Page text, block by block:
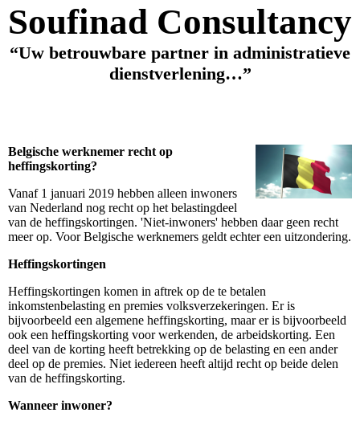
Soufinad Consultancy
“Uw betrouwbare partner in administratieve
dienstverlening…”
Belgische werknemer recht op
heffingskorting?
Vanaf 1 januari 2019 hebben alleen inwoners
van Nederland nog recht op het belastingdeel
van de heffingskortingen. 'Niet-inwoners' hebben daar geen recht
meer op. Voor Belgische werknemers geldt echter een uitzondering.
Heffingskortingen
Heffingskortingen komen in aftrek op de te betalen
inkomstenbelasting en premies volksverzekeringen. Er is
bijvoorbeeld een algemene heffingskorting, maar er is bijvoorbeeld
ook een heffingskorting voor werkenden, de arbeidskorting. Een
deel van de korting heeft betrekking op de belasting en een ander
deel op de premies. Niet iedereen heeft altijd recht op beide delen
van de heffingskorting.
Wanneer inwoner?